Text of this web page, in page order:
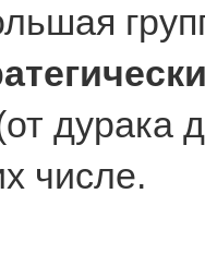
числе.